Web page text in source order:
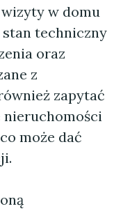
w domu
techniczny
oraz
z
zapytać
nieruchomości
może dać